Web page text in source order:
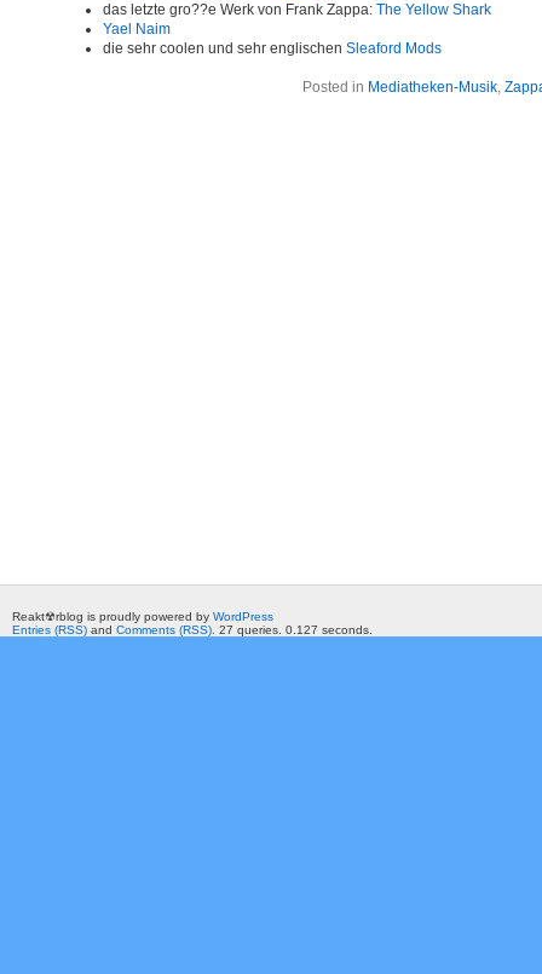
das letzte gro??e Werk von Frank Zappa: The Yellow Shark
Yael Naim
die sehr coolen und sehr englischen Sleaford Mods
Posted in Mediatheken-Musik,
Reakt☢rblog is proudly powered by WordPress
Entries (RSS) and Comments (RSS) . 27 queries. 0.127 seconds.